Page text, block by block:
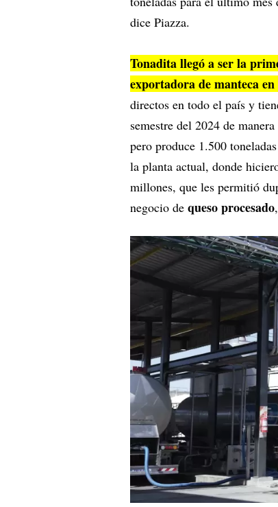
dice Piazza.
Tonadita llegó a ser la
exportadora de manteca
directos en todo el país y
semestre del 2024 de
pero produce 1.500
la planta actual, donde
millones, que les permitió
negocio de queso procesado